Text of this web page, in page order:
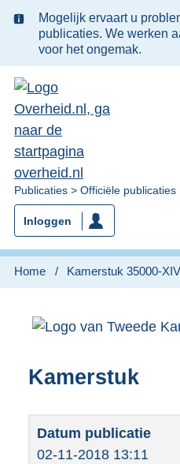
Ter
informatie:
Mogelijk ervaart u
publicaties. We werken
voor het ongemak.
U
bent
nu
hier:
Publicaties Officiële publicaties
Inloggen
Home Kamerstuk 35000-
Kamerstuk
02-11-2018 13:11